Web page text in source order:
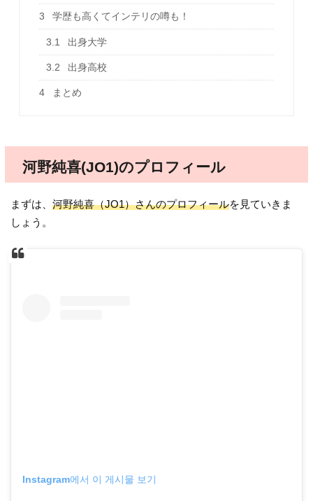
3 学歴も高くてインテリの噂も！
3.1 出身大学
3.2 出身高校
4 まとめ
河野純喜(JO1)のプロフィール
まずは、河野純喜（JO1）さんのプロフィールを見ていきま
しょう。
Instagram에서 이 게시물 보기